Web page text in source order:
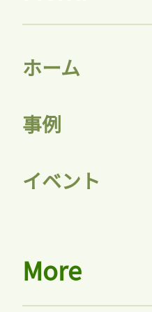
ホーム
事例
イベント
More